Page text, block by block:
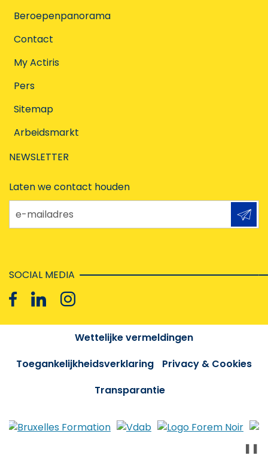
Beroepenpanorama
Contact
My Actiris
Pers
Sitemap
Arbeidsmarkt
NEWSLETTER
Laten we contact houden
e-mailadres
SOCIAL MEDIA
Wettelijke vermeldingen
Toegankelijkheidsverklaring
Privacy & Cookies
Transparantie
❚❚